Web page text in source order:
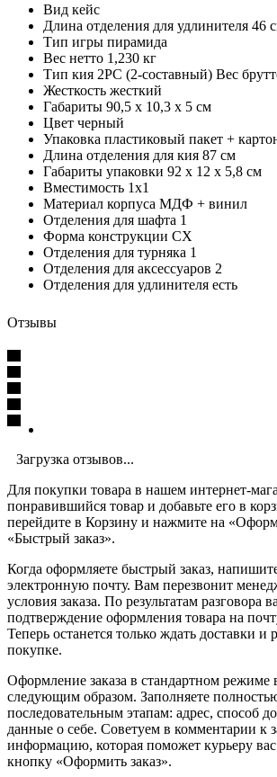
Вид кейс
Длина отделения для удлинителя 46
Тип игры пирамида
Вес нетто 1,230 кг
Тип кия 2PC (2-составный) Вес
Жесткость жесткий
Габариты 90,5 x 10,3 x 5 см
Цвет черный
Упаковка пластиковый пакет +
Длина отделения для кия 87 см
Габариты упаковки 92 x 12 x 5,8 см
Вместимость 1x1
Материал корпуса МДФ + винил
Отделения для шафта 1
Форма конструкции CX
Отделения для турняка 1
Отделения для аксессуаров 2
Отделения для удлинителя есть
Отзывы
Загрузка отзывов...
Для покупки товара в нашем интернет-
понравившийся товар и добавьте его в
перейдите в Корзину и нажмите на
«Быстрый заказ».
Когда оформляете быстрый заказ,
электронную почту. Вам перезвонит
условия заказа. По результатам разговора
подтверждение оформления товара на
Теперь останется только ждать доставки и
покупке.
Оформление заказа в стандартном режиме
следующим образом. Заполняете
последовательным этапам: адрес, способ
данные о себе. Советуем в комментарии к
информацию, которая поможет курьеру
кнопку «Оформить заказ».